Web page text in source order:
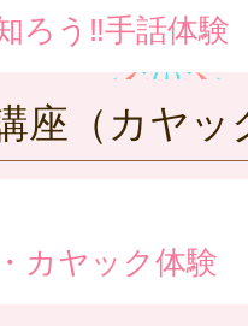
ろう‼手話体験
座（カヤッ
カヤック体験